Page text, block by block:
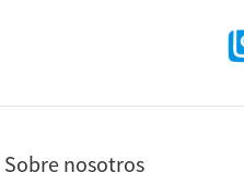
Sobre nosotros